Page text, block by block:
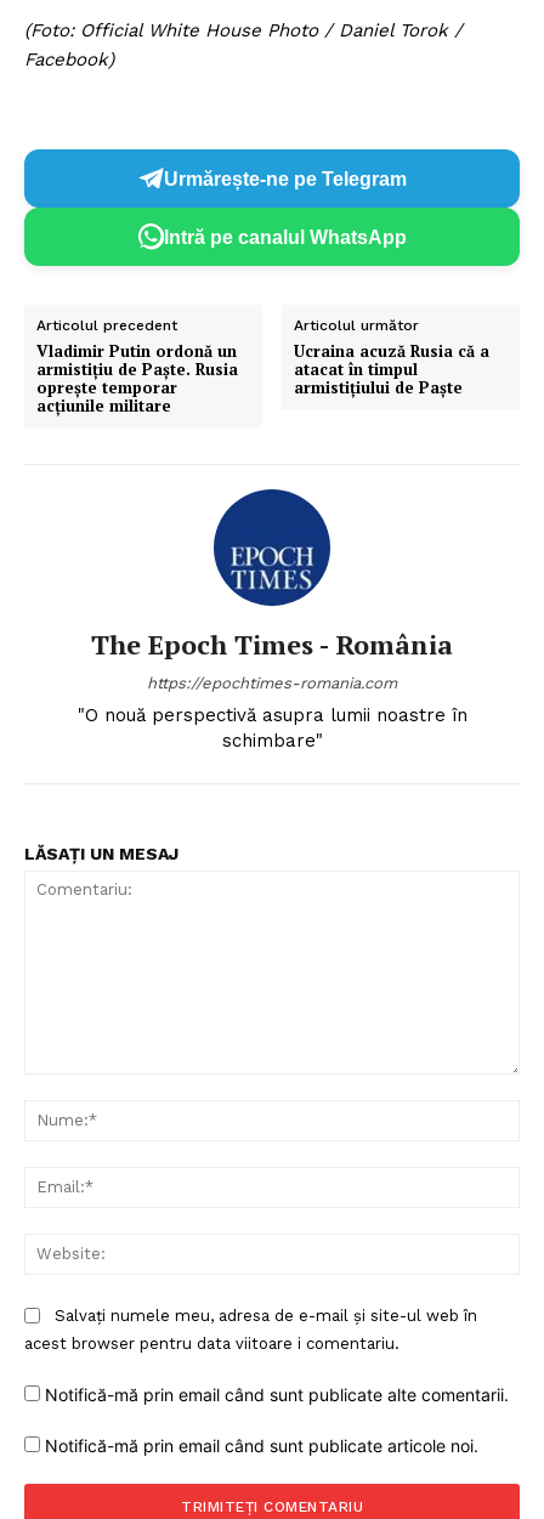
(Foto: Official White House Photo / Daniel Torok /
Facebook)
Urmărește-ne pe Telegram
Intră pe canalul WhatsApp
Articolul precedent
Vladimir Putin ordonă un
armistițiu de Paște. Rusia
oprește temporar
acțiunile militare
Articolul următor
Ucraina acuză Rusia că a
atacat în timpul
armistițiului de Paște
The Epoch Times - România
https://epochtimes-romania.com
"O nouă perspectivă asupra lumii noastre în
schimbare"
LĂSAȚI UN MESAJ
Salvați numele meu, adresa de e-mail și site-ul web în
acest browser pentru data viitoare i comentariu.
Notifică-mă prin email când sunt publicate alte comentarii.
Notifică-mă prin email când sunt publicate articole noi.